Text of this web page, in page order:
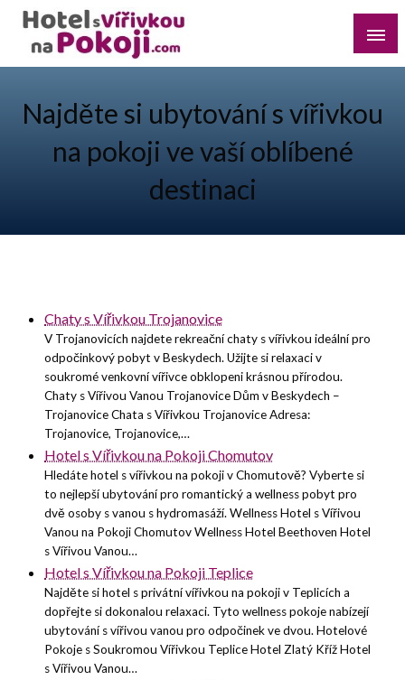
Skip
content
Najděte si romantický pobyt pro dvě osoby s vířivkou na
Najděte si ubytování s vířivkou
na pokoji ve vaší oblíbené
destinaci
Chaty s Vířivkou Trojanovice
V Trojanovicích najdete rekreační chaty s vířivkou ideální pro
odpočinkový pobyt v Beskydech. Užijte si relaxaci v
soukromé venkovní vířivce obklopeni krásnou přírodou.
Chaty s Vířivou Vanou Trojanovice Dům v Beskydech –
Trojanovice Chata s Vířivkou Trojanovice Adresa:
Trojanovice, Trojanovice,…
Hotel s Vířivkou na Pokoji Chomutov
Hledáte hotel s vířivkou na pokoji v Chomutově? Vyberte si
to nejlepší ubytování pro romantický a wellness pobyt pro
dvě osoby s vanou s hydromasáží. Wellness Hotel s Vířivou
Vanou na Pokoji Chomutov Wellness Hotel Beethoven Hotel
s Vířivou Vanou…
Hotel s Vířivkou na Pokoji Teplice
Najděte si hotel s privátní vířivkou na pokoji v Teplicích a
dopřejte si dokonalou relaxaci. Tyto wellness pokoje nabízejí
ubytování s vířivou vanou pro odpočinek ve dvou. Hotelové
Pokoje s Soukromou Vířivkou Teplice Hotel Zlatý Kříž Hotel
s Vířivou Vanou…